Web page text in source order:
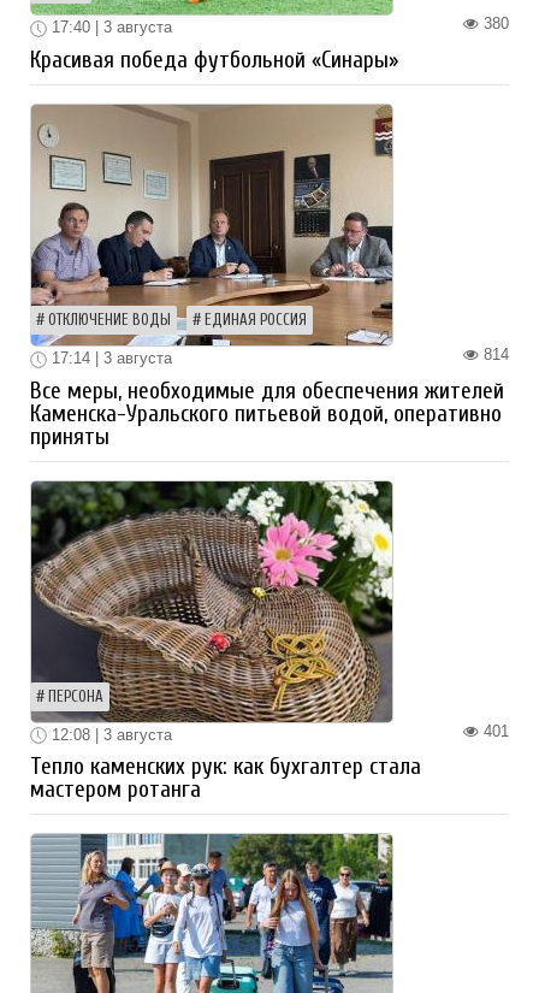
380
17:40 | 3 августа
Красивая победа футбольной «Синары»
ОТКЛЮЧЕНИЕ ВОДЫ ЕДИНАЯ РОССИЯ
814
17:14 | 3 августа
Все меры, необходимые для обеспечения жителей
Каменска-Уральского питьевой водой, оперативно
приняты
ПЕРСОНА
401
12:08 | 3 августа
Тепло каменских рук: как бухгалтер стала
мастером ротанга